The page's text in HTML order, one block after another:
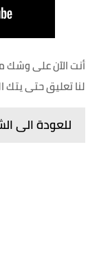
أنت الآن على وشك
لنا تعليق حتى يتك
للعودة الى